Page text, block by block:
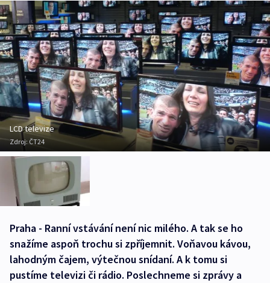
LCD televize
Zdroj: ČT24
Praha - Ranní vstávání není nic milého. A tak se ho
snažíme aspoň trochu si zpříjemnit. Voňavou kávou,
lahodným čajem, výtečnou snídaní. A k tomu si
pustíme televizi či rádio. Poslechneme si zprávy a